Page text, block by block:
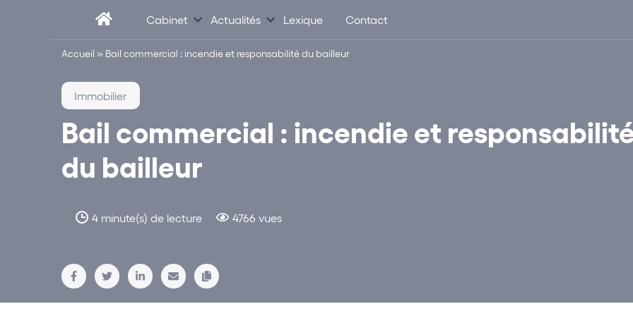
Cabinet Actualités Lexique Contact
Accueil » Bail commercial : incendie et responsabilité du bailleur
Bail commercial : incendie et
du bailleur
4 minute(s) de lecture 4766 vues
Immobilier